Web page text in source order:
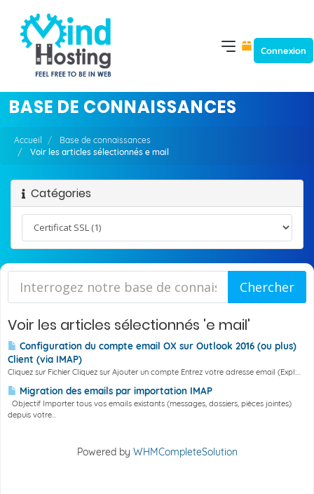
Connexion
BASE DE CONNAISSANCES
Accueil
Base de connaissances
Voir les articles sélectionnés e mail
Catégories
Voir les articles sélectionnés 'e mail'
Configuration du compte email OX sur Outlook 2016 (ou plus)
Client (via IMAP)
Cliquez sur Fichier Cliquez sur Ajouter un compte Entrez votre adresse email (Expl:...
Migration des emails par importation IMAP
Objectif Importer tous vos emails existants (messages, dossiers, pièces jointes)
depuis votre...
Powered by WHMCompleteSolution